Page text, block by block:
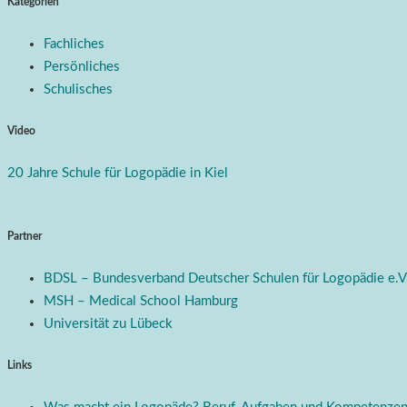
Fachliches
Persönliches
Schulisches
Video
20 Jahre Schule für Logopädie in Kiel
Partner
BDSL – Bundesverband Deutscher Schulen für Logopädie
MSH – Medical School Hamburg
Universität zu Lübeck
Links